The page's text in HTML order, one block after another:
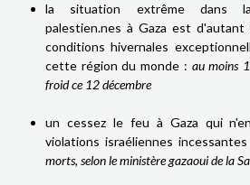
la situation extrême dans
palestien.nes à Gaza est
conditions hivernales
cette région du monde : au moins
froid ce 12 décembre
un cessez le feu à Gaza qui
violations israéliennes
morts, selon le ministère gazaoui de la